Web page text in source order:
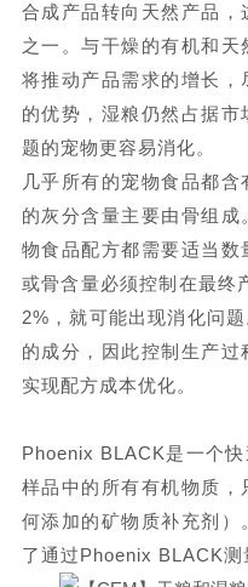
合成产品转向天然产品
之一。与干燥的有机和
将推动产品需求的增长
的优势，湿粮仍然占据
题的宠物更容易消化。
几乎所有的宠物食品都
的灰分含量主要由骨组
物食品配方都需要适当
或骨含量必须控制在最终
2%，就可能出现消化问
的成分，因此控制生产
实现配方成本优化。
Phoenix BLACK是一个
样品中的所有有机物质
何添加的矿物质补充剂
了通过Phoenix BLACK测